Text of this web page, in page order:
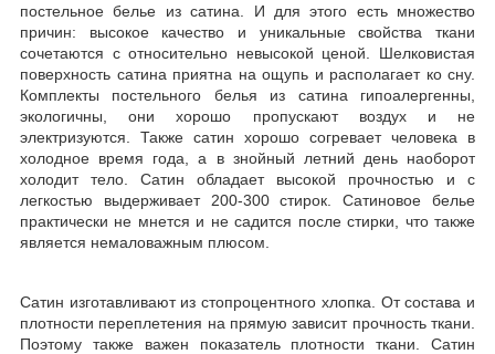
постельное белье из сатина. И для этого есть множество
причин: высокое качество и уникальные свойства ткани
сочетаются с относительно невысокой ценой. Шелковистая
поверхность сатина приятна на ощупь и располагает ко сну.
Комплекты постельного белья из сатина гипоалергенны,
экологичны, они хорошо пропускают воздух и не
электризуются. Также сатин хорошо согревает человека в
холодное время года, а в знойный летний день наоборот
холодит тело. Сатин обладает высокой прочностью и с
легкостью выдерживает 200-300 стирок. Сатиновое белье
практически не мнется и не садится после стирки, что также
является немаловажным плюсом.
Сатин изготавливают из стопроцентного хлопка. От состава и
плотности переплетения на прямую зависит прочность ткани.
Поэтому также важен показатель плотности ткани. Сатин